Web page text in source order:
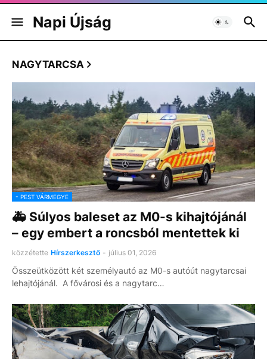
Napi Újság
NAGYTARCSA
- PEST VÁRMEGYE
🚑 Súlyos baleset az M0-s kihajtójánál
– egy embert a roncsból mentettek ki
közzétette Hírszerkesztő - július 01, 2026
Összeütközött két személyautó az M0-s autóút nagytarcsai
lehajtójánál. A fővárosi és a nagytarc…